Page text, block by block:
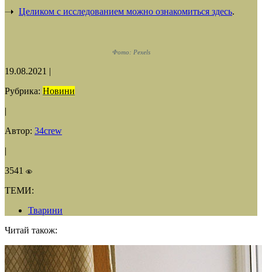
Целиком с исследованием можно ознакомиться здесь.
Фото: Pexels
19.08.2021 |
Рубрика: Новини
|
Автор: 34crew
|
3541
ТЕМИ:
Тварини
Читай також: